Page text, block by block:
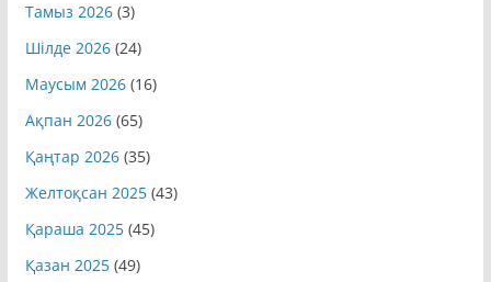
Тамыз 2026(3)
Шілде 2026(24)
Маусым 2026(16)
Ақпан 2026(65)
Қаңтар 2026(35)
Желтоқсан 2025(43)
Қараша 2025(45)
Қазан 2025(49)